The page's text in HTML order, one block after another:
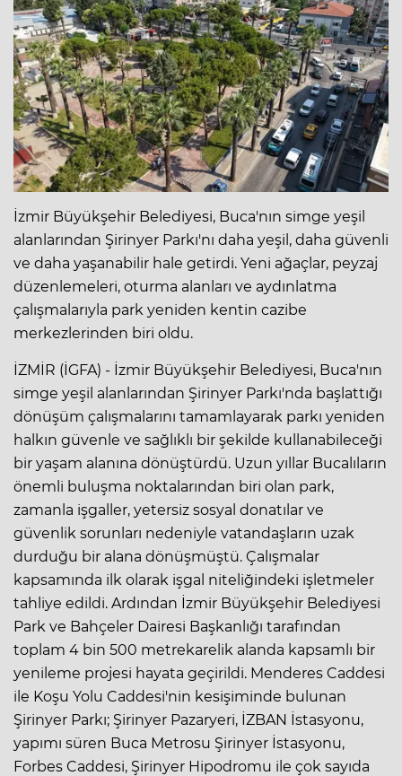
İzmir Büyükşehir Belediyesi, Buca'nın simge yeşil
alanlarından Şirinyer Parkı'nı daha yeşil, daha güvenli
ve daha yaşanabilir hale getirdi. Yeni ağaçlar, peyzaj
düzenlemeleri, oturma alanları ve aydınlatma
çalışmalarıyla park yeniden kentin cazibe
merkezlerinden biri oldu.
İZMİR (İGFA) - İzmir Büyükşehir Belediyesi, Buca'nın
simge yeşil alanlarından Şirinyer Parkı'nda başlattığı
dönüşüm çalışmalarını tamamlayarak parkı yeniden
halkın güvenle ve sağlıklı bir şekilde kullanabileceği
bir yaşam alanına dönüştürdü. Uzun yıllar Bucalıların
önemli buluşma noktalarından biri olan park,
zamanla işgaller, yetersiz sosyal donatılar ve
güvenlik sorunları nedeniyle vatandaşların uzak
durduğu bir alana dönüşmüştü. Çalışmalar
kapsamında ilk olarak işgal niteliğindeki işletmeler
tahliye edildi. Ardından İzmir Büyükşehir Belediyesi
Park ve Bahçeler Dairesi Başkanlığı tarafından
toplam 4 bin 500 metrekarelik alanda kapsamlı bir
yenileme projesi hayata geçirildi. Menderes Caddesi
ile Koşu Yolu Caddesi'nin kesişiminde bulunan
Şirinyer Parkı; Şirinyer Pazaryeri, İZBAN İstasyonu,
yapımı süren Buca Metrosu Şirinyer İstasyonu,
Forbes Caddesi, Şirinyer Hipodromu ile çok sayıda